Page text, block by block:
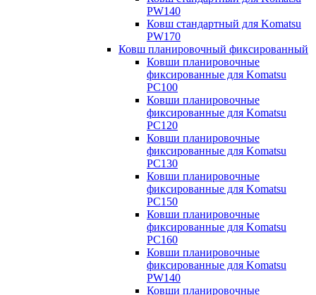
PW140
Ковш стандартный для Komatsu
PW170
Ковш планировочный фиксированный
Ковши планировочные
фиксированные для Komatsu
PC100
Ковши планировочные
фиксированные для Komatsu
PC120
Ковши планировочные
фиксированные для Komatsu
PC130
Ковши планировочные
фиксированные для Komatsu
PC150
Ковши планировочные
фиксированные для Komatsu
PC160
Ковши планировочные
фиксированные для Komatsu
PW140
Ковши планировочные